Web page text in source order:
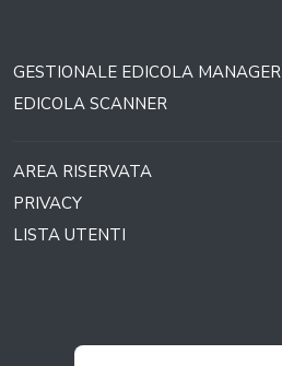
GESTIONALE EDICOLA MANAGER
EDICOLA SCANNER
AREA RISERVATA
PRIVACY
LISTA UTENTI